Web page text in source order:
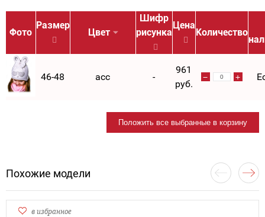
Фото
Размер
Цвет
Шифр
рисунка
Цена
Количество
46-48 асс -
961
руб.
Положить все выбранные в корзину
Похожие модели
в избранное